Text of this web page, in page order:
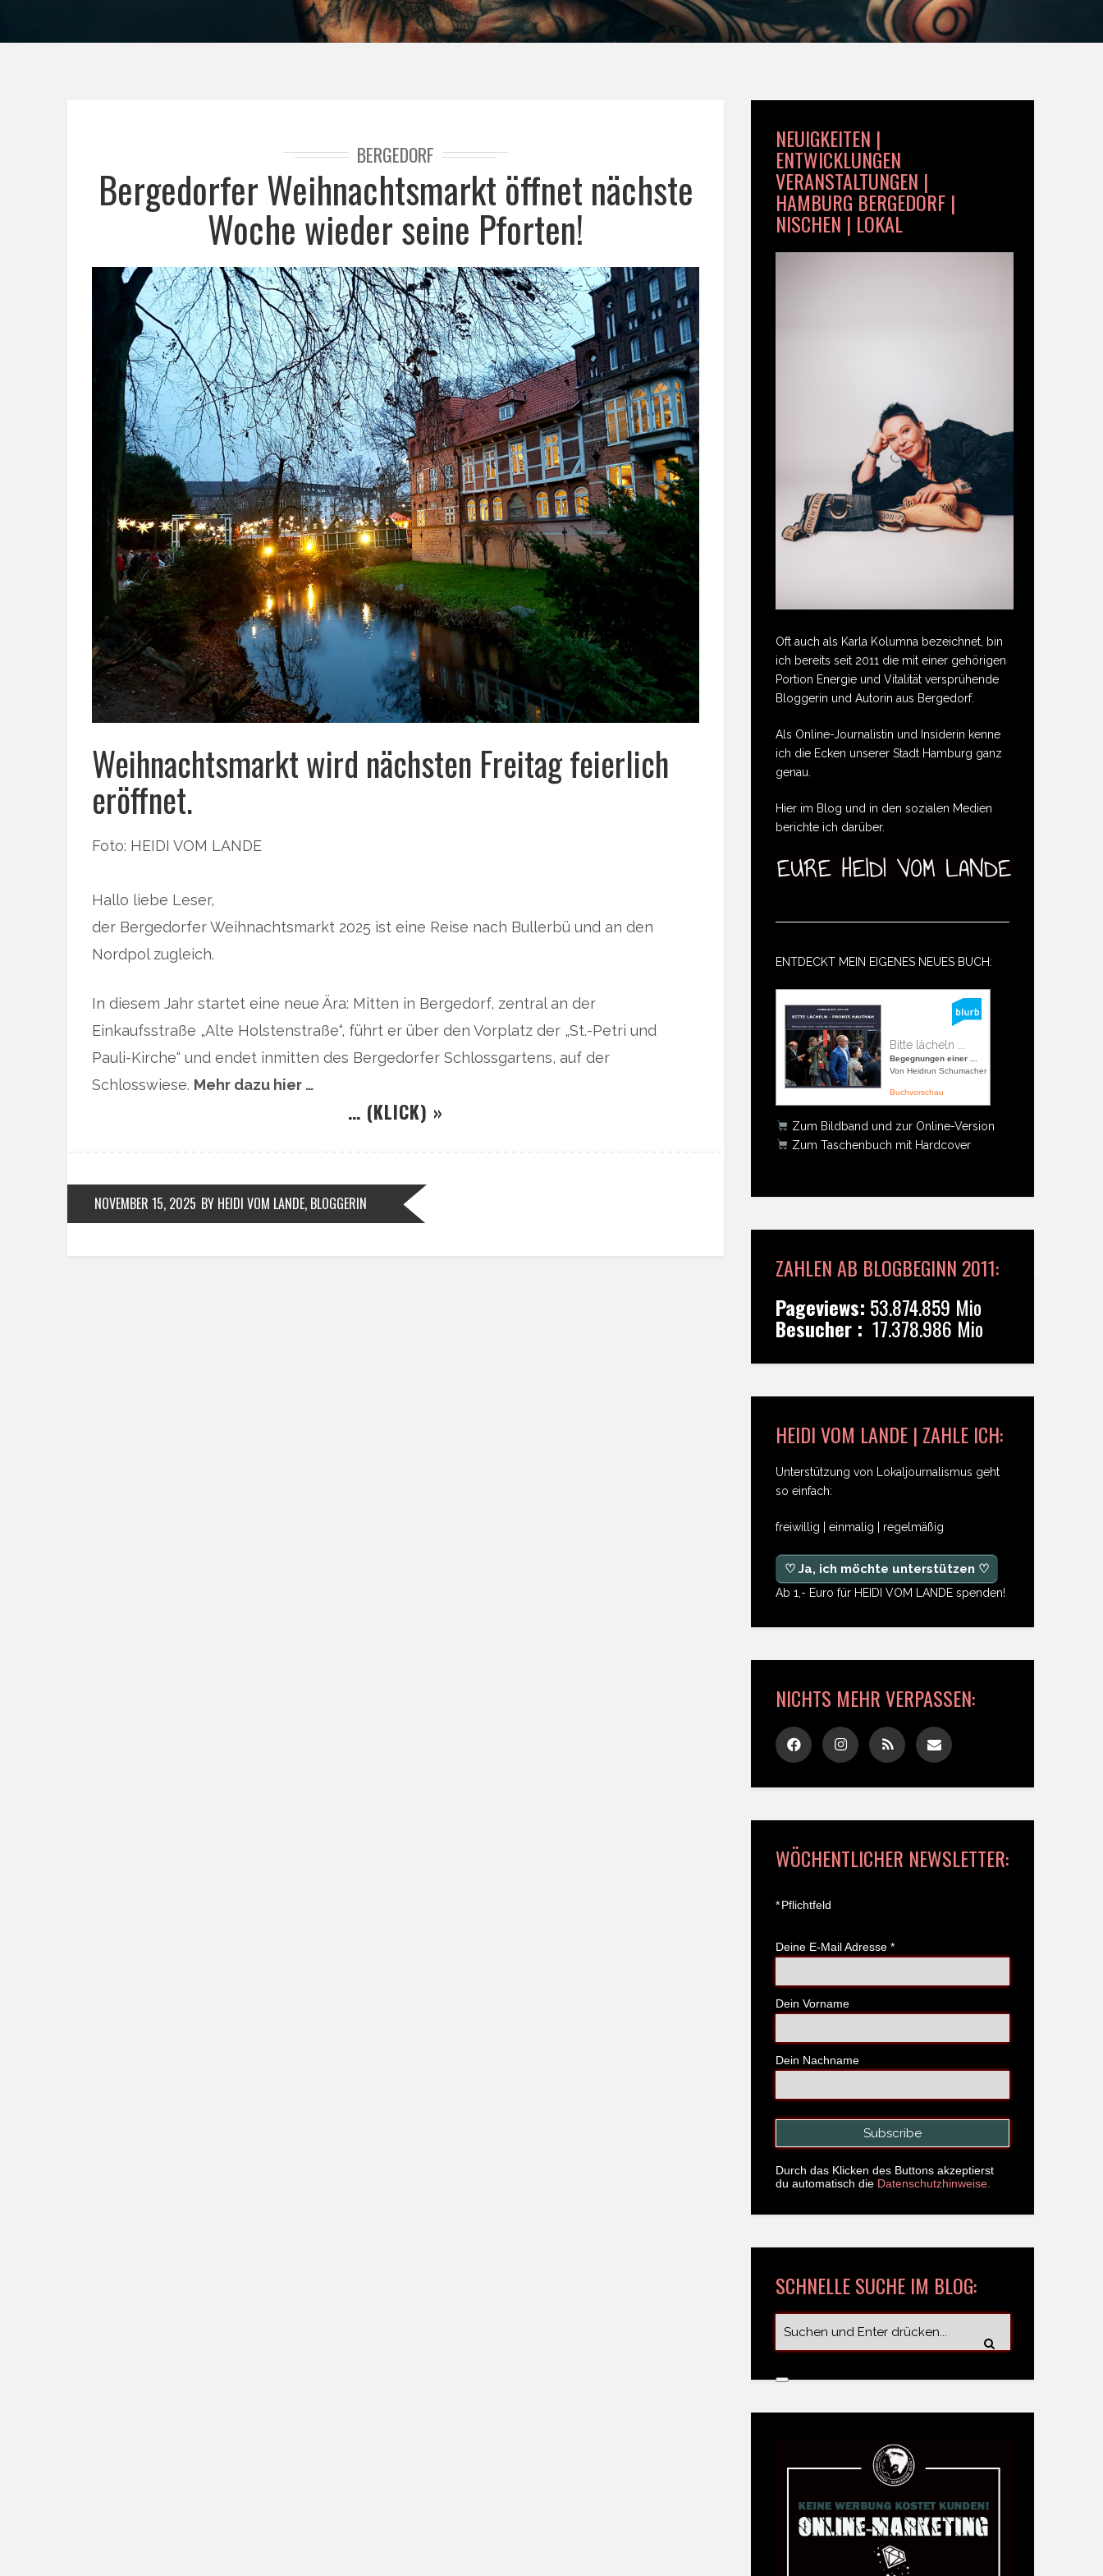
BERGEDORF
Bergedorfer Weihnachtsmarkt öffnet nächste
Woche wieder seine Pforten!
Weihnachtsmarkt wird nächsten Freitag feierlich
eröffnet.
Foto: HEIDI VOM LANDE
Hallo liebe Leser,
der Bergedorfer Weihnachtsmarkt 2025 ist eine Reise nach Bullerbü und an den
Nordpol zugleich.
In diesem Jahr startet eine neue Ära: Mitten in Bergedorf, zentral an der
Einkaufsstraße „Alte Holstenstraße“, führt er über den Vorplatz der „St.-Petri und
Pauli-Kirche“ und endet inmitten des Bergedorfer Schlossgartens, auf der
Schlosswiese. Mehr dazu hier …
… (KLICK) »
NOVEMBER 15, 2025 BY HEIDI VOM LANDE, BLOGGERIN
NEUIGKEITEN |
ENTWICKLUNGEN
VERANSTALTUNGEN |
HAMBURG BERGEDORF |
NISCHEN | LOKAL
Oft auch als Karla Kolumna bezeichnet, bin
ich bereits seit 2011 die mit einer gehörigen
Portion Energie und Vitalität versprühende
Bloggerin und Autorin aus Bergedorf.
Als Online-Journalistin und Insiderin kenne
ich die Ecken unserer Stadt Hamburg ganz
genau.
Hier im Blog und in den sozialen Medien
berichte ich darüber.
ENTDECKT MEIN EIGENES NEUES BUCH:
Bitte lächeln ...
Begegnungen einer ...
Von Heidrun Schumacher
Buchvorschau
Zum Bildband und zur Online-Version
Zum Taschenbuch mit Hardcover
ZAHLEN AB BLOGBEGINN 2011:
Pageviews: 53.874.859 Mio
Besucher : 17.378.986 Mio
HEIDI VOM LANDE | ZAHLE ICH:
Unterstützung von Lokaljournalismus geht
so einfach:
freiwillig | einmalig | regelmäßig
♡ Ja, ich möchte unterstützen ♡
Ab 1,- Euro für HEIDI VOM LANDE spenden!
NICHTS MEHR VERPASSEN:
WÖCHENTLICHER NEWSLETTER:
*Pflichtfeld
Deine E-Mail Adresse *
Dein Vorname
Dein Nachname
Durch das Klicken des Buttons akzeptierst
du automatisch die Datenschutzhinweise.
SCHNELLE SUCHE IM BLOG: